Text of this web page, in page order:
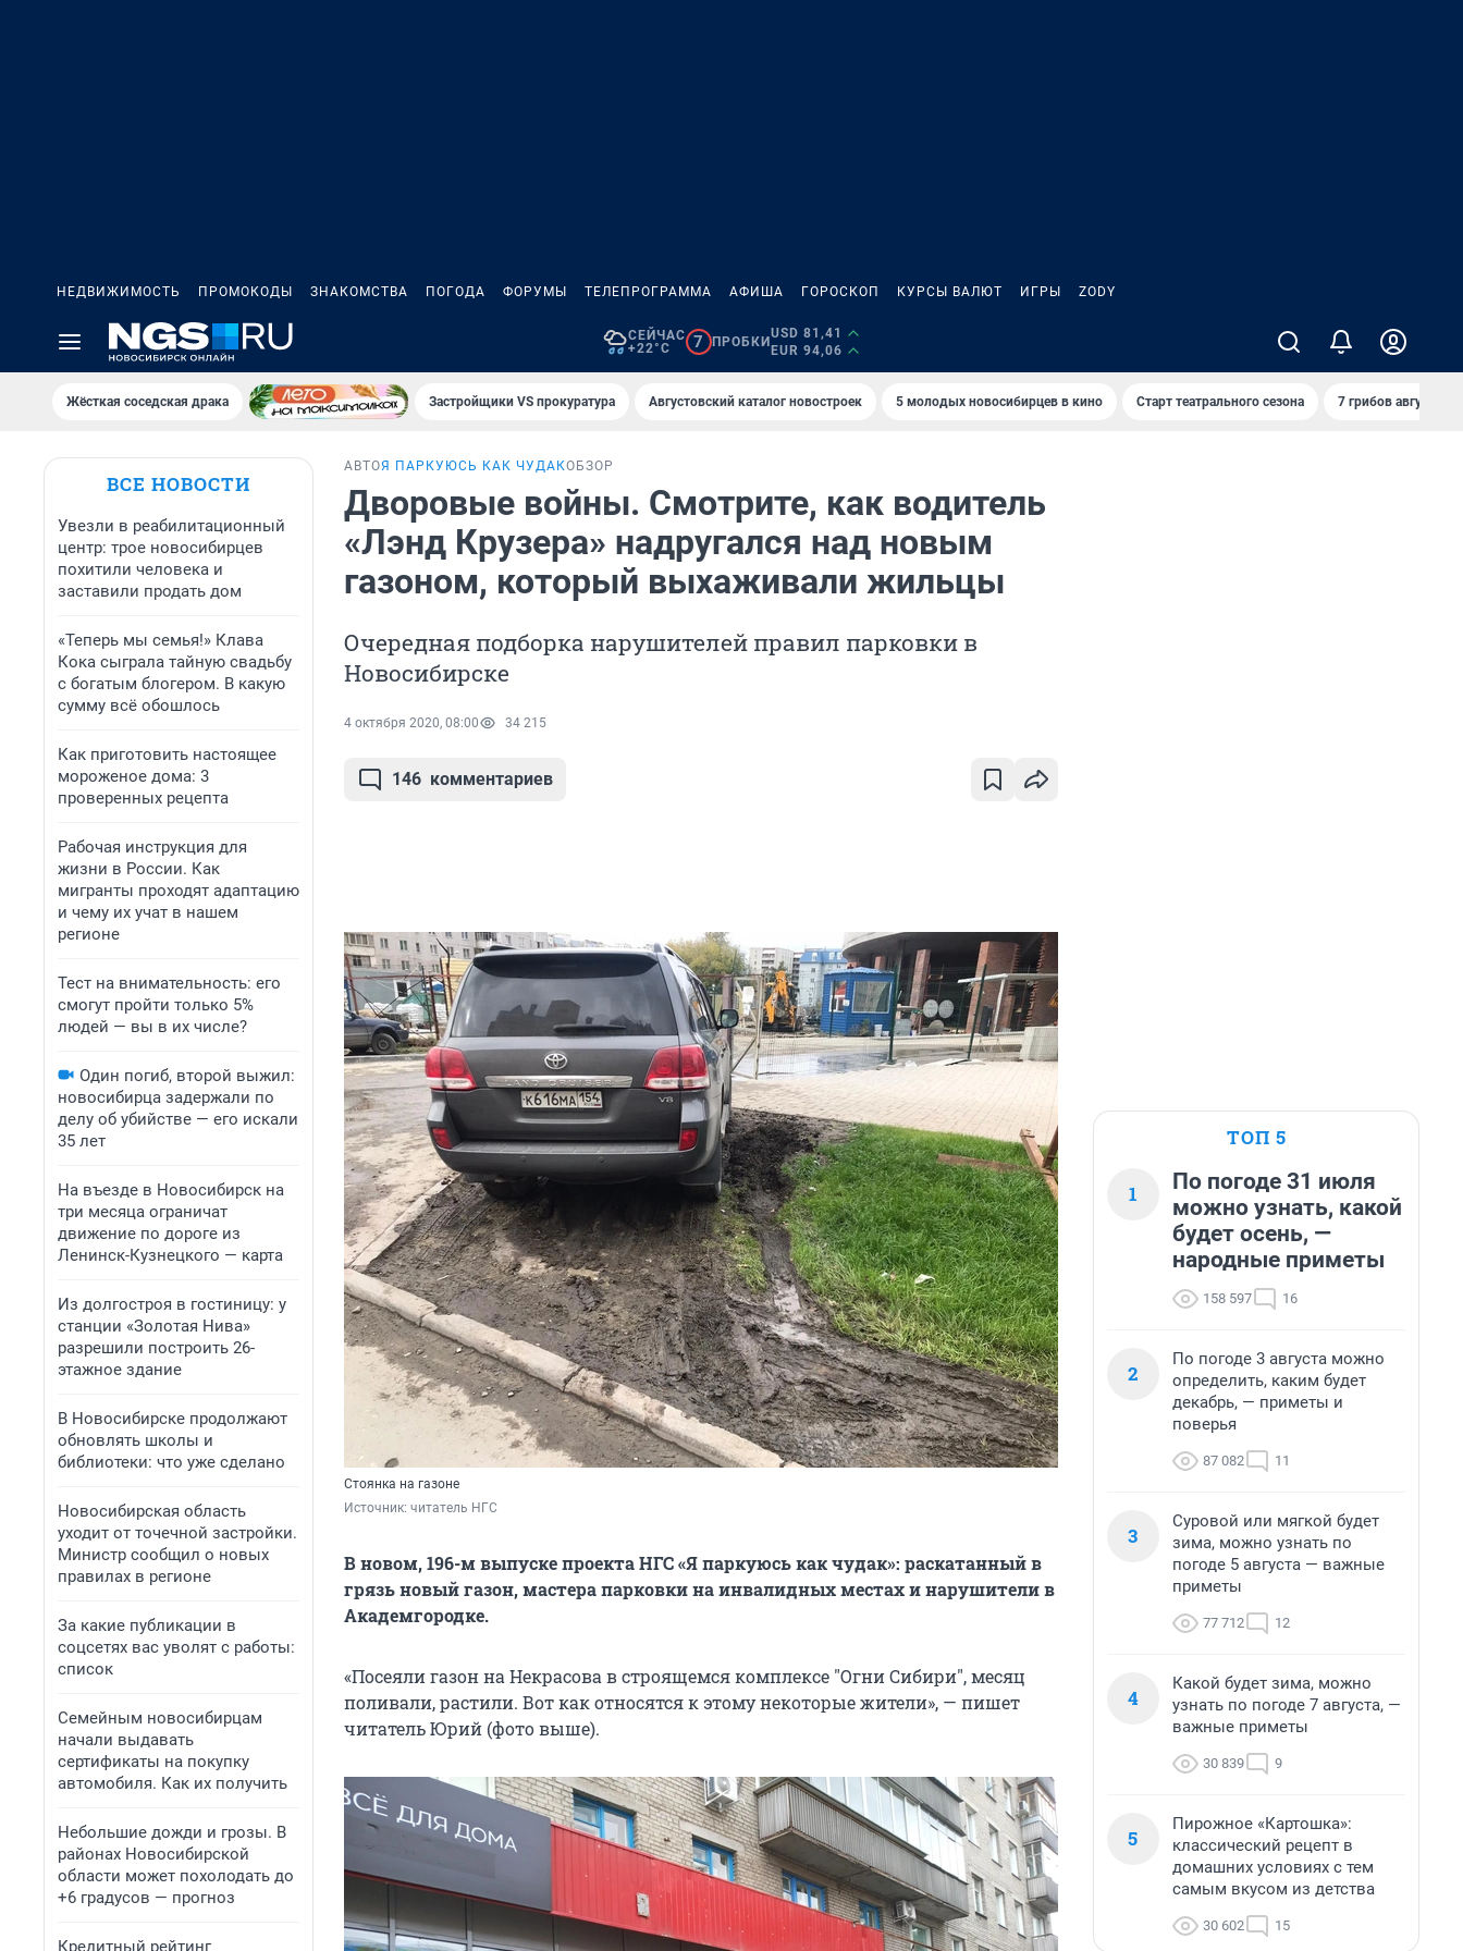
НЕДВИЖИМОСТЬ ПРОМОКОДЫ ЗНАКОМСТВА ПОГОДА ФОРУМЫ ТЕЛЕПРОГРАММА АФИША ГОРОСКОП КУРСЫ ВАЛЮТ ИГРЫ ZODY
СЕЙЧАС
+22°C
7 ПРОБКИ
USD 81,41
EUR 94,06
Жёсткая соседская драка Застройщики VS прокуратура Августовский каталог новостроек 5 молодых новосибирцев в кино Старт театрального сезона 7 грибов августа
ВСЕ НОВОСТИ
Увезли в реабилитационный
центр: трое новосибирцев
похитили человека и
заставили продать дом
«Теперь мы семья!» Клава
Кока сыграла тайную свадьбу
с богатым блогером. В какую
сумму всё обошлось
Как приготовить настоящее
мороженое дома: 3
проверенных рецепта
Рабочая инструкция для
жизни в России. Как
мигранты проходят адаптацию
и чему их учат в нашем
регионе
Тест на внимательность: его
смогут пройти только 5%
людей — вы в их числе?
Один погиб, второй выжил:
новосибирца задержали по
делу об убийстве — его искали
35 лет
На въезде в Новосибирск на
три месяца ограничат
движение по дороге из
Ленинск-Кузнецкого — карта
Из долгостроя в гостиницу: у
станции «Золотая Нива»
разрешили построить 26-
этажное здание
В Новосибирске продолжают
обновлять школы и
библиотеки: что уже сделано
Новосибирская область
уходит от точечной застройки.
Министр сообщил о новых
правилах в регионе
За какие публикации в
соцсетях вас уволят с работы:
список
Семейным новосибирцам
начали выдавать
сертификаты на покупку
автомобиля. Как их получить
Небольшие дожди и грозы. В
районах Новосибирской
области может похолодать до
+6 градусов — прогноз
Кредитный рейтинг
АВТОЯ ПАРКУЮСЬ КАК ЧУДАКОБЗОР
Дворовые войны. Смотрите, как водитель
«Лэнд Крузера» надругался над новым
газоном, который выхаживали жильцы
Очередная подборка нарушителей правил парковки в
Новосибирске
4 октября 2020, 08:00 34 215
146 комментариев
Стоянка на газоне
Источник: читатель НГС
В новом, 196-м выпуске проекта НГС «Я паркуюсь как чудак»: раскатанный в
грязь новый газон, мастера парковки на инвалидных местах и нарушители в
Академгородке.
«Посеяли газон на Некрасова в строящемся комплексе "Огни Сибири", месяц
поливали, растили. Вот как относятся к этому некоторые жители», — пишет
читатель Юрий (фото выше).
ТОП 5
1
По погоде 31 июля
можно узнать, какой
будет осень, —
народные приметы
158 597 16
2
По погоде 3 августа можно
определить, каким будет
декабрь, — приметы и
поверья
87 082 11
3
Суровой или мягкой будет
зима, можно узнать по
погоде 5 августа — важные
приметы
77 712 12
4
Какой будет зима, можно
узнать по погоде 7 августа, —
важные приметы
30 839 9
5
Пирожное «Картошка»:
классический рецепт в
домашних условиях с тем
самым вкусом из детства
30 602 15